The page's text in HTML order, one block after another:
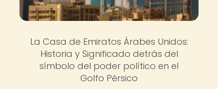
La Casa de Emiratos Árabes Unidos:
Historia y Significado detrás del
símbolo del poder político en el
Golfo Pérsico